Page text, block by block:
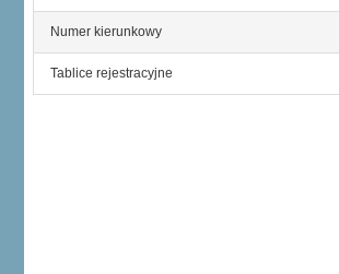
Numer kierunkowy
Tablice rejestracyjne